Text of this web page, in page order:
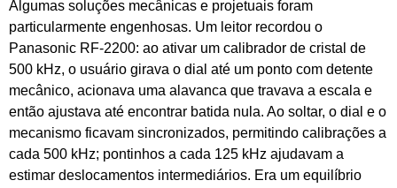
Algumas soluções mecânicas e projetuais foram
particularmente engenhosas. Um leitor recordou o
Panasonic RF‑2200: ao ativar um calibrador de cristal de
500 kHz, o usuário girava o dial até um ponto com detente
mecânico, acionava uma alavanca que travava a escala e
então ajustava até encontrar batida nula. Ao soltar, o dial e o
mecanismo ficavam sincronizados, permitindo calibrações a
cada 500 kHz; pontinhos a cada 125 kHz ajudavam a
estimar deslocamentos intermediários. Era um equilíbrio